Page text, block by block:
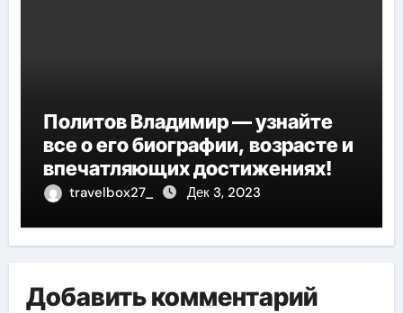
Политов Владимир — узнайте
все о его биографии, возрасте и
впечатляющих достижениях!
travelbox27_ Дек 3, 2023
Добавить комментарий